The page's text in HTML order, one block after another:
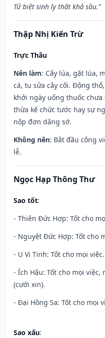
Tử biệt sinh ly thật khả sầu.”
Thập Nhị Kiến Trừ
Trực Thâu
Nên làm: Cấy lúa, gặt lúa,
cá, tu sửa cây cối. Động
khởi ngày uống thuốc
thừa kế chức tước hay sự
nộp đơn dâng sớ.
Không nên: Bắt đầu công
lễ.
Ngọc Hạp Thông Thư
Sao tốt:
- Thiên Đức Hợp: Tốt cho
- Nguyệt Đức Hợp: Tốt cho
- U Vi Tinh: Tốt cho mọi việc.
- Ích Hậu: Tốt cho mọi
(cưới xin).
- Đại Hồng Sa: Tốt cho mọi
Sao xấu: